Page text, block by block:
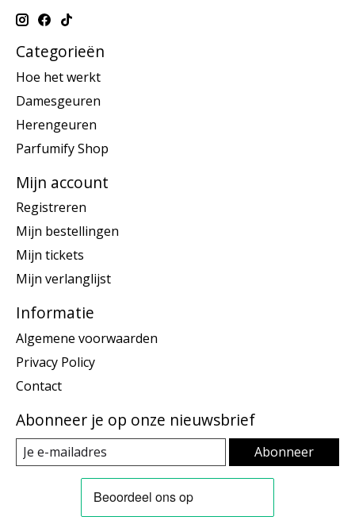
Categorieën
Hoe het werkt
Damesgeuren
Herengeuren
Parfumify Shop
Mijn account
Registreren
Mijn bestellingen
Mijn tickets
Mijn verlanglijst
Informatie
Algemene voorwaarden
Privacy Policy
Contact
Abonneer je op onze nieuwsbrief
Abonneer